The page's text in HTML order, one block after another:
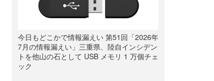
今日もどこかで情報漏えい 第51回「2026年
7月の情報漏えい」三重県、陸自インシデン
トを他山の石として USB メモリ 1 万個チェ
ック